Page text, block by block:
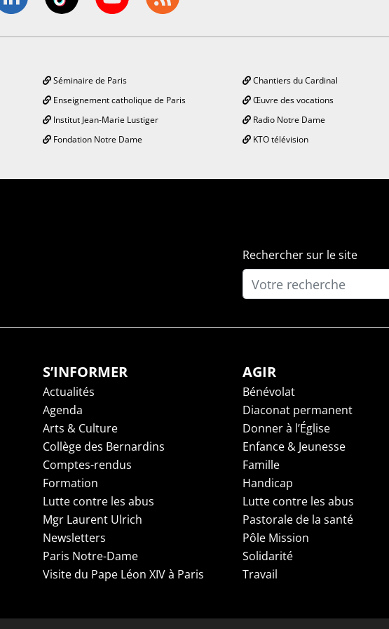
Séminaire de Paris
Enseignement catholique de Paris
Institut Jean-Marie Lustiger
Fondation Notre Dame
Chantiers du Cardinal
Œuvre des vocations
Radio Notre Dame
KTO télévision
Rechercher sur le site
S’INFORMER
Actualités
Agenda
Arts & Culture
Collège des Bernardins
Comptes-rendus
Formation
Lutte contre les abus
Mgr Laurent Ulrich
Newsletters
Paris Notre-Dame
Visite du Pape Léon XIV à Paris
AGIR
Bénévolat
Diaconat permanent
Donner à l’Église
Enfance & Jeunesse
Famille
Handicap
Lutte contre les abus
Pastorale de la santé
Pôle Mission
Solidarité
Travail